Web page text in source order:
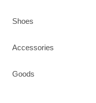
Shoes
Accessories
Goods